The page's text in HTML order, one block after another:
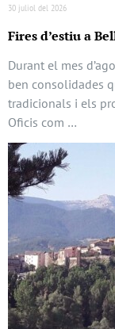
30 juliol del 2026
Fires d’estiu a
Durant el mes
ben consolidades
tradicionals i els
Oficis com …